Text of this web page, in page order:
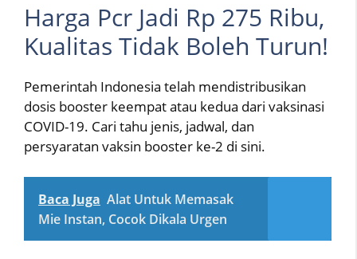
Harga Pcr Jadi Rp 275 Ribu,
Kualitas Tidak Boleh Turun!
Pemerintah Indonesia telah mendistribusikan
dosis booster keempat atau kedua dari vaksinasi
COVID-19. Cari tahu jenis, jadwal, dan
persyaratan vaksin booster ke-2 di sini.
Baca Juga Alat Untuk Memasak
Mie Instan, Cocok Dikala Urgen